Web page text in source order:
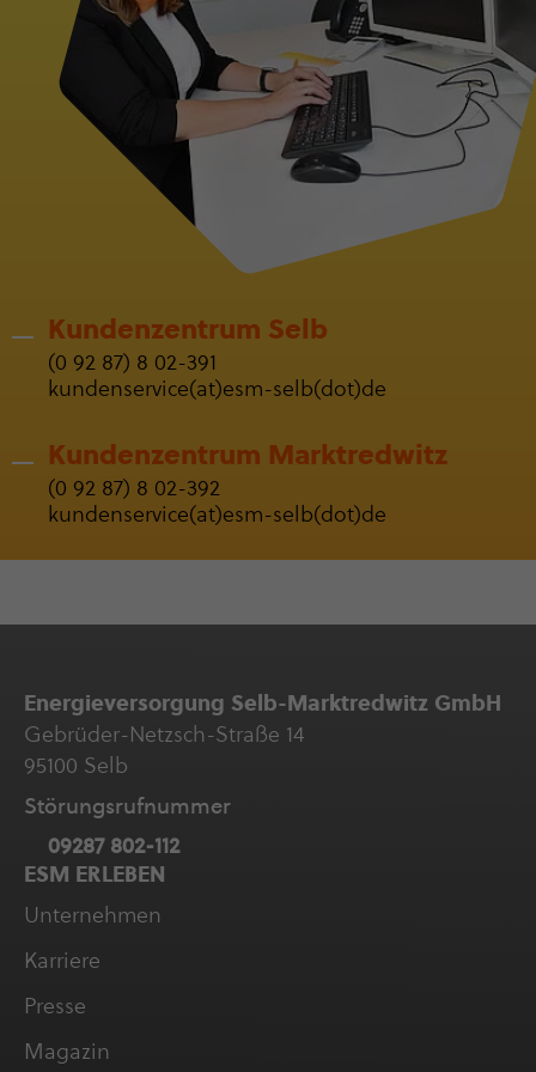
Kunden­zen­trum Selb
(0 92 87) 8 02-391
kun­den­ser­vice(at)esm-selb(dot)de
Kunden­zen­trum Markt­red­witz
(0 92 87) 8 02-392
kun­den­ser­vice(at)esm-selb(dot)de
Ener­gie­ver­sor­gung Selb-Marktredwitz GmbH
Gebrüder-Netzsch-Straße 14
95100 Selb
Störungs­ruf­nummer
09287 802-112
ESM ERLEBEN
Unter­neh­men
Karriere
Presse
Magazin